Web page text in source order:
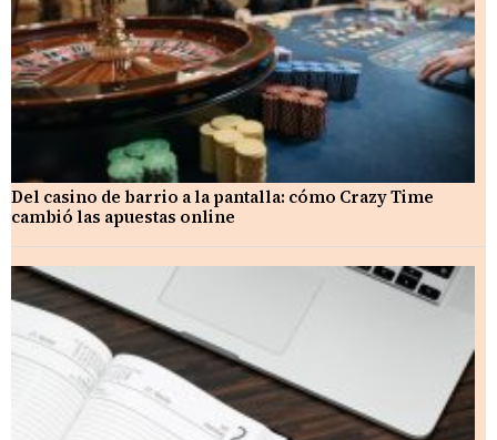
Del casino de barrio a la pantalla: cómo Crazy Time
cambió las apuestas online